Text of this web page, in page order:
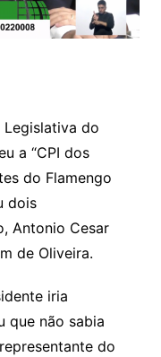
Legislativa do
a “CPI dos
do Flamengo
dois
Antonio Cesar
de Oliveira.
iria
que não sabia
do